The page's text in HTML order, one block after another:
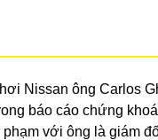
Nissan ông Carlos
báo cáo chứng
với ông là giám